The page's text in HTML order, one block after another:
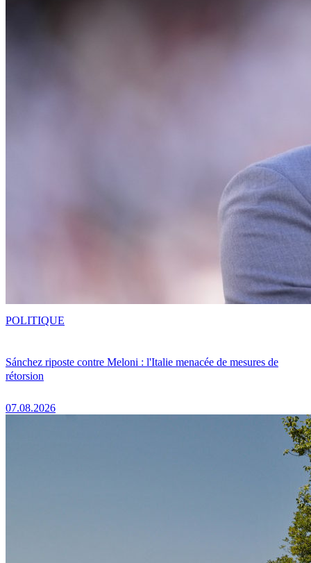
Sánchez riposte contre Meloni : l'Italie menacée de mesures de
rétorsion
07.08.2026
POLITIQUE